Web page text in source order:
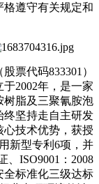
遵守有关规定和
代码833301）
2002年，是一家
树脂及三聚氰胺泡
终坚持走自主研发
心技术优势，获授
新型专利6项，并
、ISO9001：2008
全标准化三级达标